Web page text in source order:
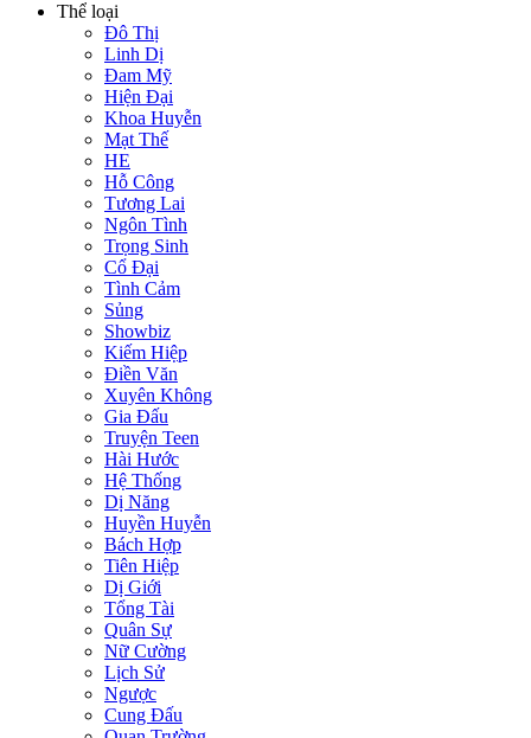
Thể loại
Đô Thị
Linh Dị
Đam Mỹ
Hiện Đại
Khoa Huyễn
Mạt Thế
HE
Hỗ Công
Tương Lai
Ngôn Tình
Trọng Sinh
Cổ Đại
Tình Cảm
Sủng
Showbiz
Kiếm Hiệp
Điền Văn
Xuyên Không
Gia Đấu
Truyện Teen
Hài Hước
Hệ Thống
Dị Năng
Huyền Huyễn
Bách Hợp
Tiên Hiệp
Dị Giới
Tổng Tài
Quân Sự
Nữ Cường
Lịch Sử
Ngược
Cung Đấu